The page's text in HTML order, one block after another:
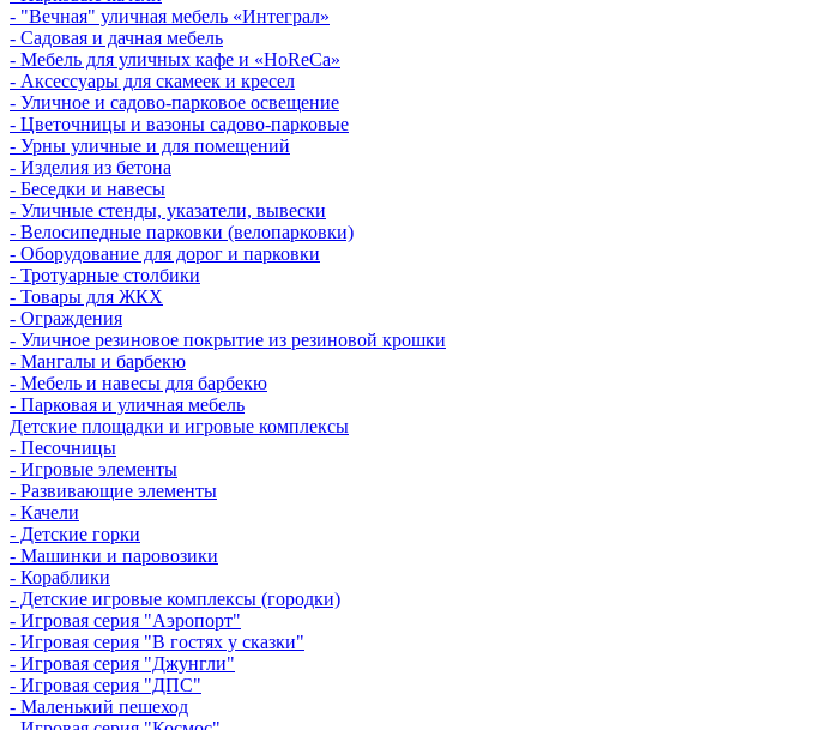
- "Вечная" уличная мебель «Интеграл»
- Садовая и дачная мебель
- Мебель для уличных кафе и «HoReCa»
- Аксессуары для скамеек и кресел
- Уличное и садово-парковое освещение
- Цветочницы и вазоны садово-парковые
- Урны уличные и для помещений
- Изделия из бетона
- Беседки и навесы
- Уличные стенды, указатели, вывески
- Велосипедные парковки (велопарковки)
- Оборудование для дорог и парковки
- Тротуарные столбики
- Товары для ЖКХ
- Ограждения
- Уличное резиновое покрытие из резиновой крошки
- Мангалы и барбекю
- Мебель и навесы для барбекю
- Парковая и уличная мебель
Детские площадки и игровые комплексы
- Песочницы
- Игровые элементы
- Развивающие элементы
- Качели
- Детские горки
- Машинки и паровозики
- Кораблики
- Детские игровые комплексы (городки)
- Игровая серия "Аэропорт"
- Игровая серия "В гостях у сказки"
- Игровая серия "Джунгли"
- Игровая серия "ДПС"
- Маленький пешеход